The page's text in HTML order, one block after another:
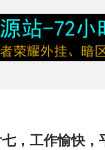
，工作愉快，